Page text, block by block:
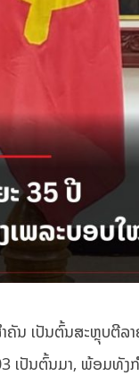
ນ ເປັນຕົ້ນສະຫຼຸບຕີລາ
ເປັນຕົ້ນມາ, ພ້ອມທັງ